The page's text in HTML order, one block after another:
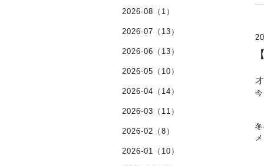
2026-08（1）
2026-07（13）
2026-06（13）
2026-05（10）
2026-04（14）
2026-03（11）
2026-02（8）
2026-01（10）